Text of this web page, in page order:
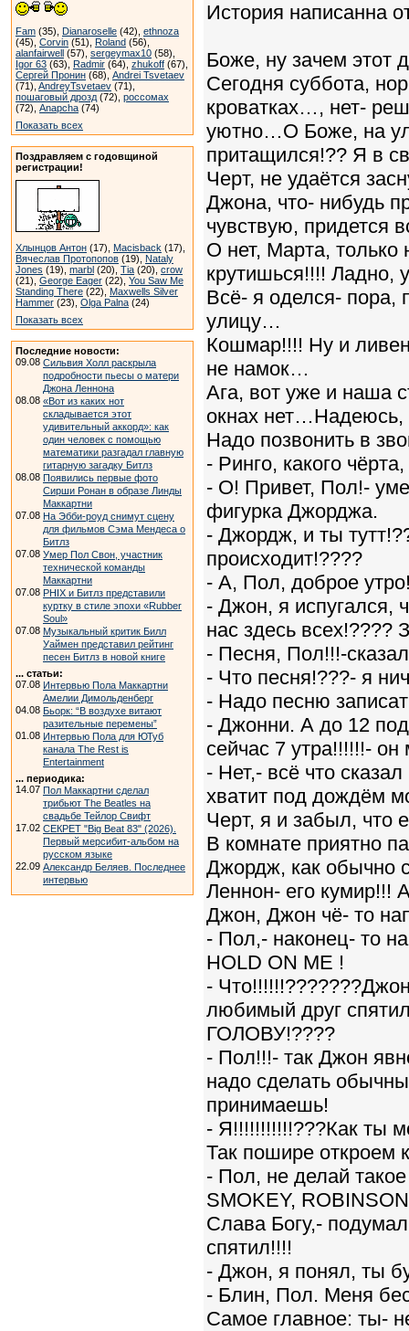
Fam (35), Dianaroselle (42), ethnoza
(45), Corvin (51), Roland (56),
alanfairwell (57), sergeymax10 (58),
Igor 63 (63), Radmir (64), zhukoff (67),
Сергей Пронин (68), Andrei Tsvetaev
(71), AndreyTsvetaev (71),
пошаговый дрозд (72), россомах
(72), Anapcha (74)
Показать всех
Поздравляем с годовщиной
регистрации!
Хлынцов Антон (17), Macisback (17),
Вячеслав Протопопов (19), Nataly
Jones (19), marbl (20), Tia (20), crow
(21), George Eager (22), You Saw Me
Standing There (22), Maxwells Silver
Hammer (23), Olga Palna (24)
Показать всех
Последние новости:
09.08 Сильвия Холл раскрыла
подробности пьесы о матери
Джона Леннона
08.08 «Вот из каких нот
складывается этот
удивительный аккорд»: как
один человек с помощью
математики разгадал главную
гитарную загадку Битлз
08.08 Появились первые фото
Сирши Ронан в образе Линды
Маккартни
07.08 На Эбби-роуд снимут сцену
для фильмов Сэма Мендеса о
Битлз
07.08 Умер Пол Свон, участник
технической команды
Маккартни
07.08 PHIX и Битлз представили
куртку в стиле эпохи «Rubber
Soul»
07.08 Музыкальный критик Билл
Уаймен представил рейтинг
песен Битлз в новой книге
... статьи:
07.08 Интервью Пола Маккартни
Амелии Димольденберг
04.08 Бьорк: “В воздухе витают
разительные перемены”
01.08 Интервью Пола для ЮТуб
канала The Rest is
Entertainment
... периодика:
14.07 Пол Маккартни сделал
трибьют The Beatles на
свадьбе Тейлор Свифт
17.02 СЕКРЕТ "Big Beat 83" (2026).
Первый мерсибит-альбом на
русском языке
22.09 Александр Беляев. Последнее
интервью
История написанна
Боже, ну зачем этот
Сегодня суббота,
кроватках…, нет-
уютно…О Боже, на
притащился!?? Я в
Черт, не удаётся
Джона, что- нибудь
чувствую, придется
О нет, Марта, только
крутишься!!!! Ладно,
Всё- я оделся- пора,
улицу…
Кошмар!!!! Ну и
не намок…
Ага, вот уже и наша
окнах
Надо позвонить в
- Ринго, какого
- О! Привет, Пол!-
фигурка Джорджа.
- Джордж, и ты
происходит!????
- А, Пол, доброе
- Джон, я испугался,
нас здесь всех!????
- Песня, Пол!!!-
- Что песня!???- я
- Надо песню
- Джонни. А до 12
сейчас 7 утра!!!!!!- он
- Нет,- всё что
хватит под дождём
Черт, я и забыл, что
В комнате приятно
Джордж, как обычно
Леннон- его кумир!!!
Джон, Джон чё- то
- Пол,- наконец- то
HOLD ON ME !
-
любимый друг
ГОЛОВУ!????
- Пол!!!- так Джон
надо сделать
принимаешь!
- Я!!!!!!!!!!!???Как ты
Так пошире откроем
- Пол, не делай
SMOKEY,
Слава Богу,-
спятил!!!!
- Джон, я понял, ты
- Блин, Пол. Меня
Самое главное: ты-